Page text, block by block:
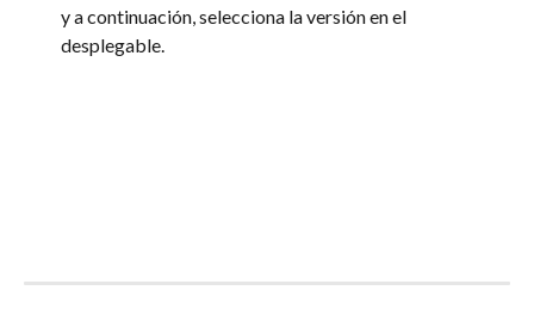
y a continuación, selecciona la versión en el
desplegable.